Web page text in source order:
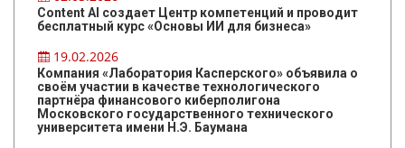
Content AI создает Центр компетенций и проводит
бесплатный курс «Основы ИИ для бизнеса»
19.02.2026
Компания «Лаборатория Касперского» объявила о
своём участии в качестве технологического
партнёра финансового киберполигона
Московского государственного технического
университета имени Н.Э. Баумана